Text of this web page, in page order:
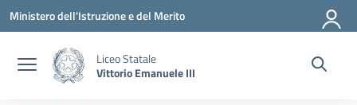
Vai ai contenuti
Vai al menu di navigazione
Vai al footer
Ministero dell'Istruzione e del Merito
Liceo Statale
Vittorio Emanuele III